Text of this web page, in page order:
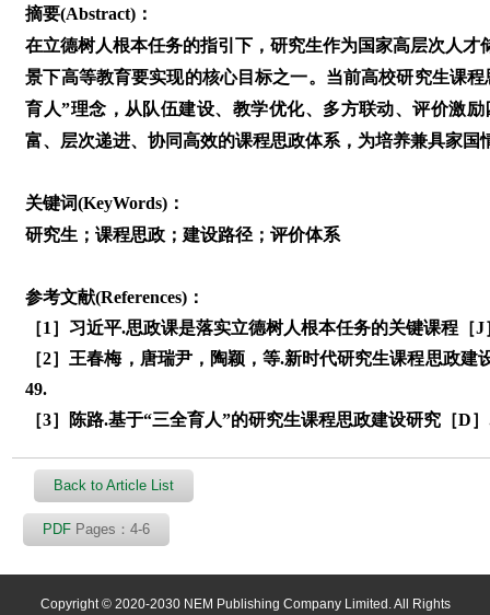
摘要(Abstract)：
在立德树人根本任务的指引下，研究生作为国家高层次人
景下高等教育要实现的核心目标之一。当前高校研究生课
育人”理念，从队伍建设、教学优化、多方联动、评价激
富、层次递进、协同高效的课程思政体系，为培养兼具家
关键词(KeyWords)：
研究生；课程思政；建设路径；评价体系
参考文献(References)：
［1］习近平.思政课是落实立德树人根本任务的关键课程［J
［2］王春梅，唐瑞尹，陶颖，等.新时代研究生课程思政
49.
［3］陈路.基于“三全育人”的研究生课程思政建设研究［D
Back to Article List
PDF Pages：4-6
Copyright © 2020-2030 NEM Publishing Company Limited. All Rights